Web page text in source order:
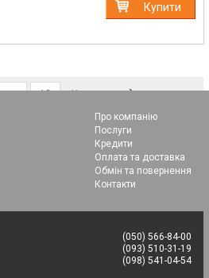
Купити
… 13 Наступна
Про компанію
Послуги
Кредити
Оплата та доставка
Обмін та повернення
Контакти
(050) 566-84-00
(093) 510-31-19
(098) 541-04-54